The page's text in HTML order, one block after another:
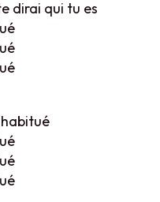
dirai qui tu es
habitué